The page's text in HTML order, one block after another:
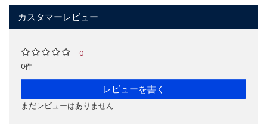
カスタマーレビュー
0
0件
レビューを書く
まだレビューはありません